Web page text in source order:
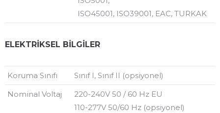
ISO45001, ISO39001, EAC, TURKAK
ELEKTRİKSEL BİLGİLER
Koruma Sınıfı
Sınıf I, Sınıf II (opsiyonel)
Nominal Voltaj
220-240V 50 / 60 Hz EU
110-277V 50/60 Hz (opsiyonel)